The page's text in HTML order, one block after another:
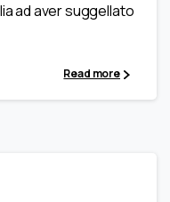
ad aver suggellato
Read more